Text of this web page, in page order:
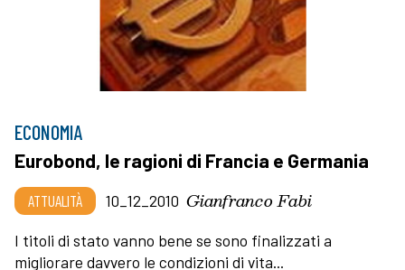
ECONOMIA
Eurobond, le ragioni di Francia e Germania
ATTUALITÀ 10_12_2010 Gianfranco Fabi
I titoli di stato vanno bene se sono finalizzati a
migliorare davvero le condizioni di vita...